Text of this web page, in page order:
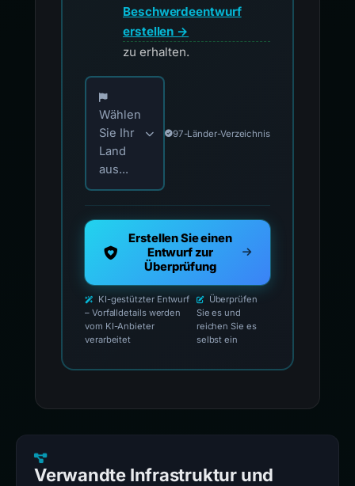
Beschwerdeentwurf
erstellen →
zu erhalten.
Wählen Sie Ihr Land für offizielle
Wählen
Sie Ihr
Land
aus...
97-Länder-Verzeichnis
Erstellen Sie einen
Entwurf zur
Überprüfung
KI-gestützter Entwurf
– Vorfalldetails werden
vom KI-Anbieter
verarbeitet
Überprüfen
Sie es und
reichen Sie es
selbst ein
Verwandte Infrastruktur und